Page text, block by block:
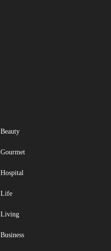
Beauty
Gourmet
Hospital
Life
Living
Business